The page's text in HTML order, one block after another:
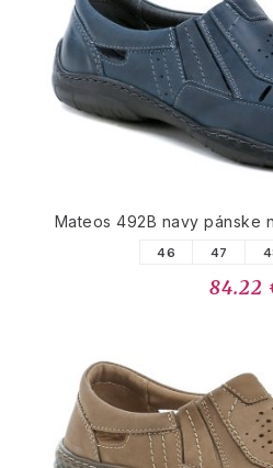
Mateos 492B navy pánske
46 47
84.22